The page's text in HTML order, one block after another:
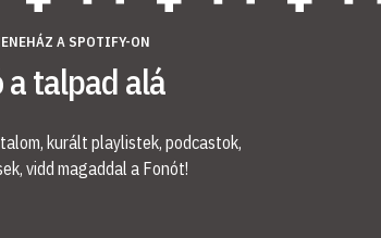
A SPOTIFY-ON
a talpad alá
kurált playlistek, podcastok,
vidd magaddal a Fonót!